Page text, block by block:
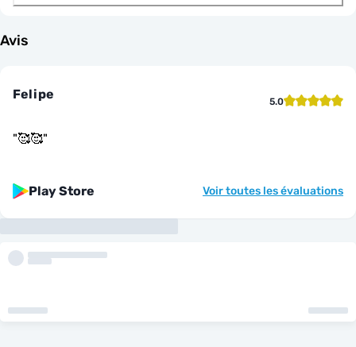
Avis
Felipe 5.0
"🥰🥰"
Play Store Voir toutes les évaluations